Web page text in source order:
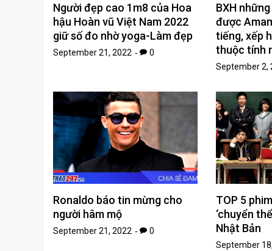
Người đẹp cao 1m8 của Hoa
hậu Hoàn vũ Việt Nam 2022
giữ số đo nhờ yoga-Làm đẹp
September 21, 2022 0
BXH
được
tiếng, xếp
thuộc tính
September 2,
Ronaldo báo tin mừng cho
người hâm mộ
September 21, 2022 0
TOP 5
‘chuyển
Nhật Bản
September